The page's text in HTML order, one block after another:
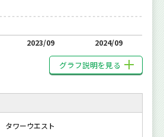
2023/09 2024/09
グラフ説明を見る
タワーウエスト